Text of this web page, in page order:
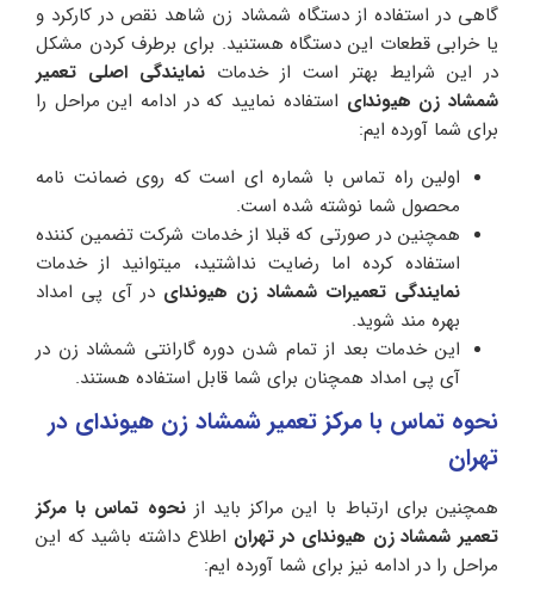
گاهی در استفاده از دستگاه شمشاد زن شاهد نقص در کارکرد و
یا خرابی قطعات این دستگاه هستنید. برای برطرف کردن مشکل
در این شرایط بهتر است از خدمات نمایندگی اصلی تعمیر
شمشاد زن هیوندای استفاده نمایید که در ادامه این مراحل را
برای شما آورده ایم:
اولین راه تماس با شماره ای است که روی ضمانت نامه
محصول شما نوشته شده است.
همچنین در صورتی که قبلا از خدمات شرکت تضمین کننده
استفاده کرده اما رضایت نداشتید، میتوانید از خدمات
نمایندگی تعمیرات شمشاد زن هیوندای در آی پی امداد
بهره مند شوید.
این خدمات بعد از تمام شدن دوره گارانتی شمشاد زن در
آی پی امداد همچنان برای شما قابل استفاده هستند.
نحوه تماس با مرکز تعمیر شمشاد زن هیوندای در
تهران
همچنین برای ارتباط با این مراکز باید ازنحوه تماس با مرکز
تعمیر شمشاد زن هیوندای در تهران اطلاع داشته باشید که این
مراحل را در ادامه نیز برای شما آورده ایم: